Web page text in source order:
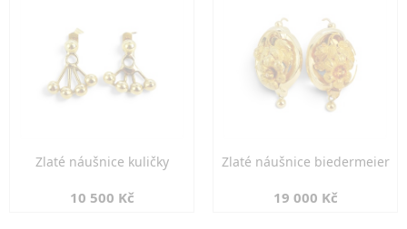
Zlaté náušnice kuličky
10 500 Kč
Zlaté náušnice biedermeier
19 000 Kč